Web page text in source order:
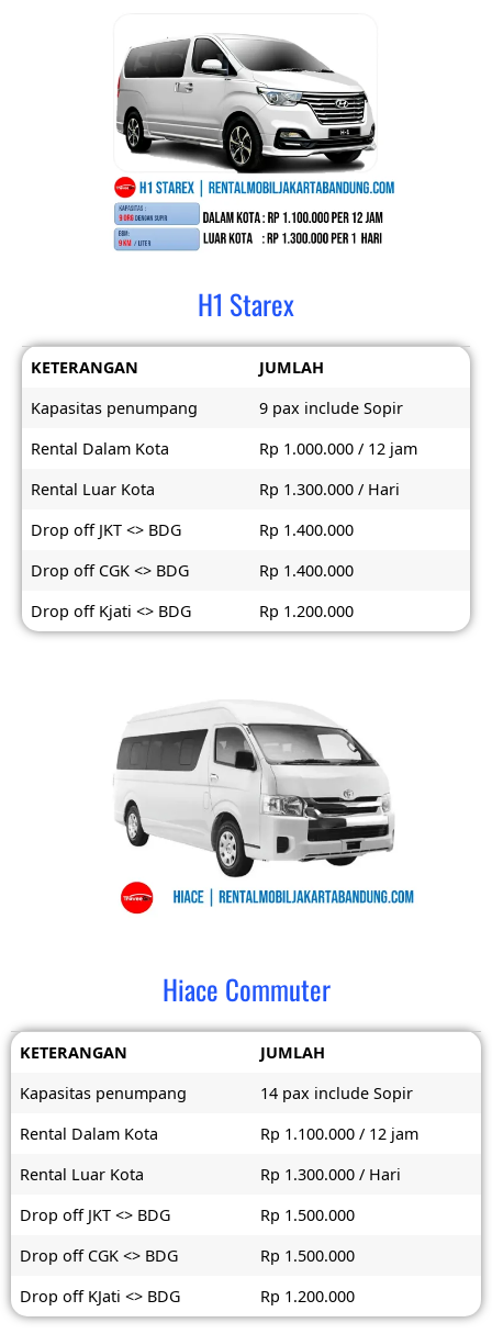
H1 Starex
KETERANGAN
JUMLAH
Kapasitas penumpang
9 pax include Sopir
Rental Dalam Kota
Rp 1.000.000 / 12 jam
Rental Luar Kota
Rp 1.300.000 / Hari
Drop off JKT <> BDG
Rp 1.400.000
Drop off CGK <> BDG
Rp 1.400.000
Drop off Kjati <> BDG
Rp 1.200.000
Hiace Commuter
KETERANGAN
JUMLAH
Kapasitas penumpang
14 pax include Sopir
Rental Dalam Kota
Rp 1.100.000 / 12 jam
Rental Luar Kota
Rp 1.300.000 / Hari
Drop off JKT <> BDG
Rp 1.500.000
Drop off CGK <> BDG
Rp 1.500.000
Drop off KJati <> BDG
Rp 1.200.000